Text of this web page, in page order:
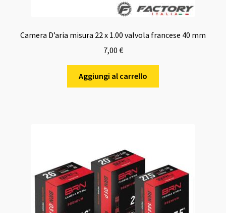
Camera D’aria misura 22 x 1.00 valvola francese 40 mm
7,00 €
Aggiungi al carrello